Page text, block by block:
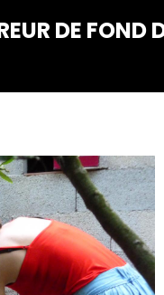
DE FOND